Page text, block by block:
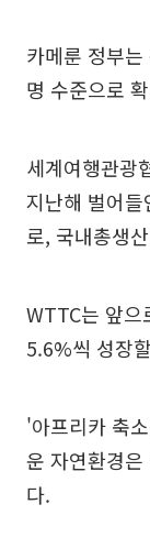
카메룬 정부
명 수준으로
세계여행관광
지난해 벌어
로, 국내총생
WTTC는 앞으
5.6%씩 성장
'아프리카 축
운 자연환경
다.